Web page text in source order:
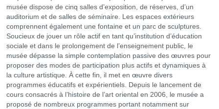
musée dispose de cinq salles d’exposition, de réserves, d’un
auditorium et de salles de séminaire. Les espaces extérieurs
comprennent également une fontaine et un parc de sculptures.
Soucieux de jouer un rôle actif en tant qu’institution d’éducation
sociale et dans le prolongement de l’enseignement public, le
musée dépasse la simple contemplation passive des œuvres pour
proposer des modes de participation plus actifs et dynamiques à
la culture artistique. À cette fin, il met en œuvre divers
programmes éducatifs et expérientiels. Depuis le lancement de
cours consacrés à l’histoire de l’art oriental en 2006, le musée a
proposé de nombreux programmes portant notamment sur